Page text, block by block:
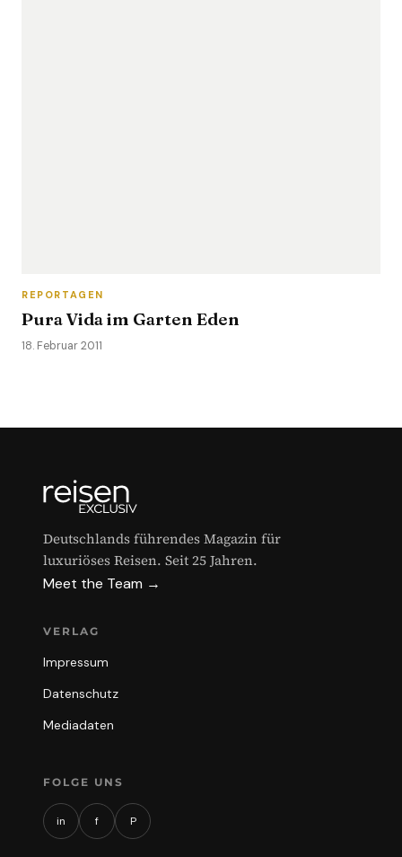
REPORTAGEN
Pura Vida im Garten Eden
18. Februar 2011
Deutschlands führendes Magazin für
luxuriöses Reisen. Seit 25 Jahren.
Meet the Team →
VERLAG
Impressum
Datenschutz
Mediadaten
FOLGE UNS
in f P